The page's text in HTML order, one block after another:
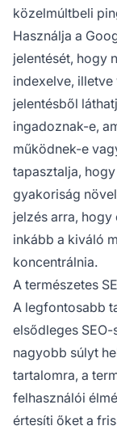
közelmúltbeli
Használja a
jelentését, hogy
indexelve,
jelentésből
ingadoznak-e,
működnek-e
tapasztalja,
gyakoriság
jelzés arra,
inkább a kiváló
koncentrálnia.
A természetes
A legfontosabb
elsődleges
nagyobb súlyt
tartalomra, a
felhasználói
értesíti őket a